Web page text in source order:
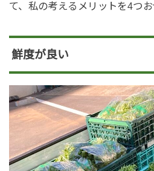
て、私の考えるメリットを4つお
鮮度が良い